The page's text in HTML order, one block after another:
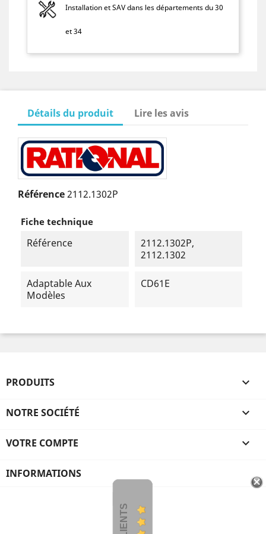
Installation et SAV dans les départements du 30
et 34
Détails du produit Lire les avis
Référence2112.1302P
Fiche technique
Référence
2112.1302P,
2112.1302
Adaptable Aux
Modèles
CD61E
PRODUITS 
NOTRE SOCIÉTÉ 
VOTRE COMPTE 
INFORMATIONS